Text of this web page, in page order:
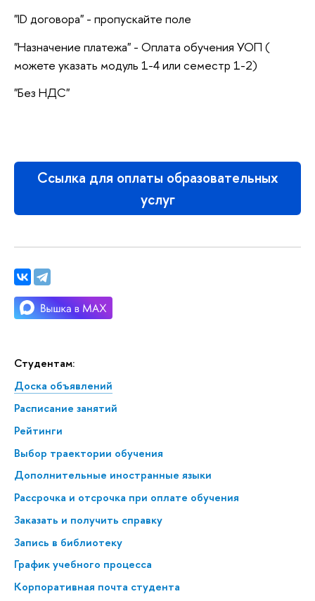
Студентам:
Доска объявлений
Расписание занятий
Рейтинги
Выбор траектории обучения
Дополнительные иностранные языки
Рассрочка и отсрочка при оплате обучения
Заказать и получить справку
Запись в библиотеку
График учебного процесса
Корпоративная почта студента
"ID договора" - пропускайте поле
"Назначение платежа" - Оплата обучения УОП (
можете указать модуль 1-4 или семестр 1-2)
"Без НДС"
Ссылка для оплаты образовательных
услуг